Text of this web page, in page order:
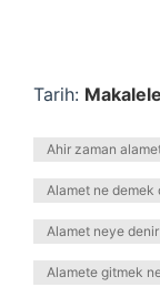
Tarih:
Ahir zaman
Alamet ne demek
Alamet neye denir
Alamete gitmek